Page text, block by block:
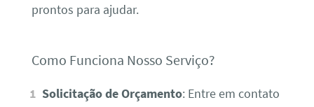
prontos para ajudar.
Como Funciona Nosso Serviço?
Solicitação de Orçamento: Entre em contato